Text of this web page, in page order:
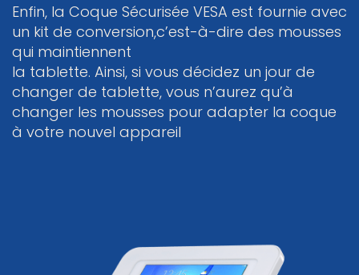
Enfin, la Coque Sécurisée VESA est fournie avec
un kit de conversion,c’est-à-dire des mousses
qui maintiennent
la tablette. Ainsi, si vous décidez un jour de
changer de tablette, vous n’aurez qu’à
changer les mousses pour adapter la coque
à votre nouvel appareil